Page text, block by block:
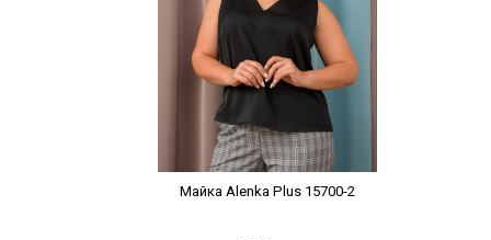
Майка Alenka Plus 15700-2